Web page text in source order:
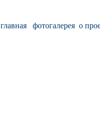
главная фотогалерея о